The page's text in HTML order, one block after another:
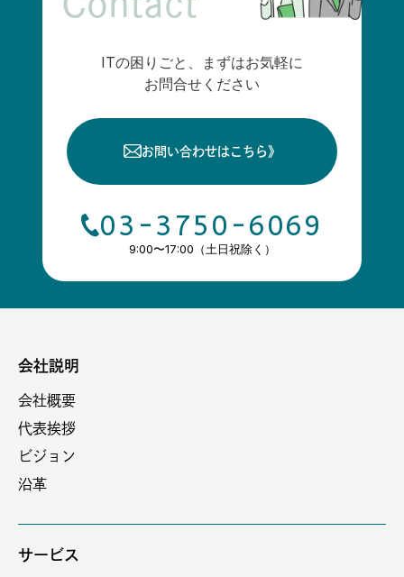
ITの困りごと、まずはお気軽に
お問合せください
お問い合わせはこちら 》
03-3750-6069
9:00〜17:00（土日祝除く）
会社説明
会社概要
代表挨拶
ビジョン
沿革
サービス